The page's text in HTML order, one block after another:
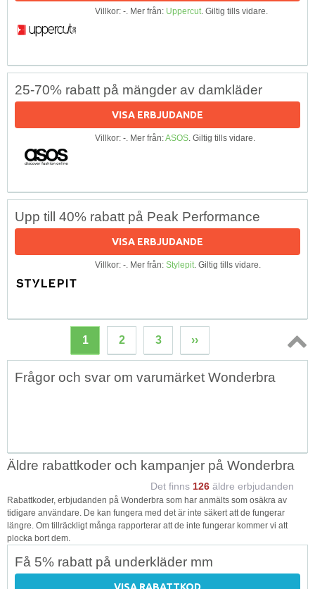
Villkor: -. Mer från: Uppercut. Giltig tills vidare.
25-70% rabatt på mängder av damkläder
VISA ERBJUDANDE
Villkor: -. Mer från:ASOS. Giltig tills vidare.
Upp till 40% rabatt på Peak Performance
VISA ERBJUDANDE
Villkor: -. Mer från: Stylepit. Giltig tills vidare.
1 2 3 ››
Topp
Frågor och svar om varumärket Wonderbra
Äldre rabattkoder och kampanjer på Wonderbra
Det finns 126 äldre erbjudanden
Rabattkoder, erbjudanden på Wonderbra som har anmälts som osäkra av
tidigare användare. De kan fungera med det är inte säkert att de fungerar
längre. Om tillräckligt många rapporterar att de inte fungerar kommer vi att
plocka bort dem.
Få 5% rabatt på underkläder mm
VISA RABATTKOD